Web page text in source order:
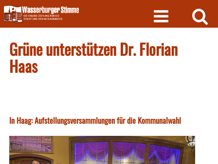
Skip
to
content
Grüne unterstützen Dr. Florian
Haas
In Haag: Aufstellungsversammlungen für die Kommunalwahl